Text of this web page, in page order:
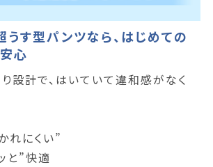
す型パンツなら、はじめての
心
設計で、はいていて違和感がなく
れにくい”
と”快適